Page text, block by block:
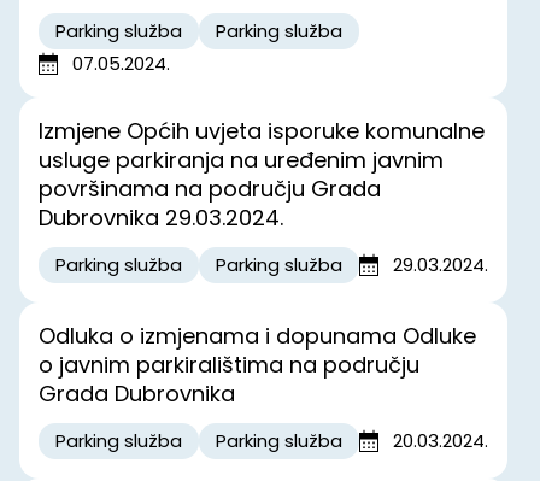
Parking služba
Parking služba
07.05.2024.
Izmjene Općih uvjeta isporuke komunalne
usluge parkiranja na uređenim javnim
površinama na području Grada
Dubrovnika 29.03.2024.
Parking služba Parking služba 29.03.2024.
Odluka o izmjenama i dopunama Odluke
o javnim parkiralištima na području
Grada Dubrovnika
Parking služba Parking služba 20.03.2024.